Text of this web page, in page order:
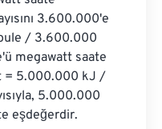
3.600.000'e
/ 3.600.000
megawatt saate
= 5.000.000 kJ /
5.000.000
eşdeğerdir.